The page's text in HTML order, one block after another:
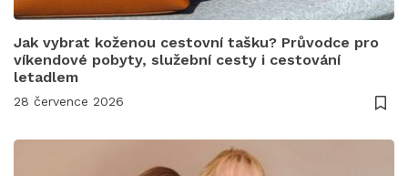
Jak vybrat koženou cestovní tašku? Průvodce pro
víkendové pobyty, služební cesty i cestování
letadlem
28 července 2026